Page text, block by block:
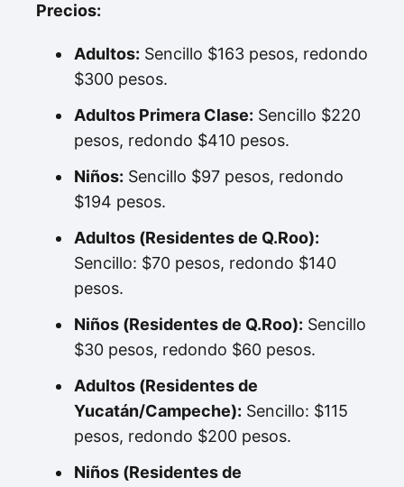
Precios:
Adultos: Sencillo $163 pesos, redondo
$300 pesos.
Adultos Primera Clase: Sencillo $220
pesos, redondo $410 pesos.
Niños: Sencillo $97 pesos, redondo
$194 pesos.
Adultos (Residentes de Q.Roo):
Sencillo: $70 pesos, redondo $140
pesos.
Niños (Residentes de Q.Roo): Sencillo
$30 pesos, redondo $60 pesos.
Adultos (Residentes de
Yucatán/Campeche): Sencillo: $115
pesos, redondo $200 pesos.
Niños (Residentes de